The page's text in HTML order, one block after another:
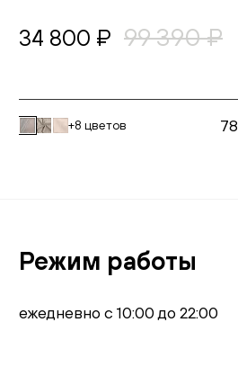
34 800 ₽ 99 390 ₽
+8 цветов
Режим работы
ежедневно с 10:00 до 22:00